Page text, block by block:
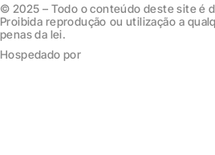
© 2025 – Todo o conteúdo deste site é
Proibida reprodução ou utilização a
penas da lei.
Hospedado por